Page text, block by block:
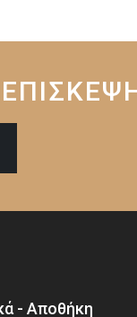
- Αποθήκη